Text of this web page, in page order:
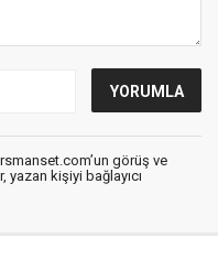
görüş ve
yazan kişiyi bağlayıcı